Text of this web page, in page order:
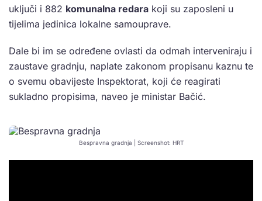
uključi i 882 komunalna redara koji su zaposleni u
tijelima jedinica lokalne samouprave.
Dale bi im se određene ovlasti da odmah interveniraju i
zaustave gradnju, naplate zakonom propisanu kaznu te
o svemu obavijeste Inspektorat, koji će reagirati
sukladno propisima, naveo je ministar Bačić.
Bespravna gradnja | Screenshot: HRT